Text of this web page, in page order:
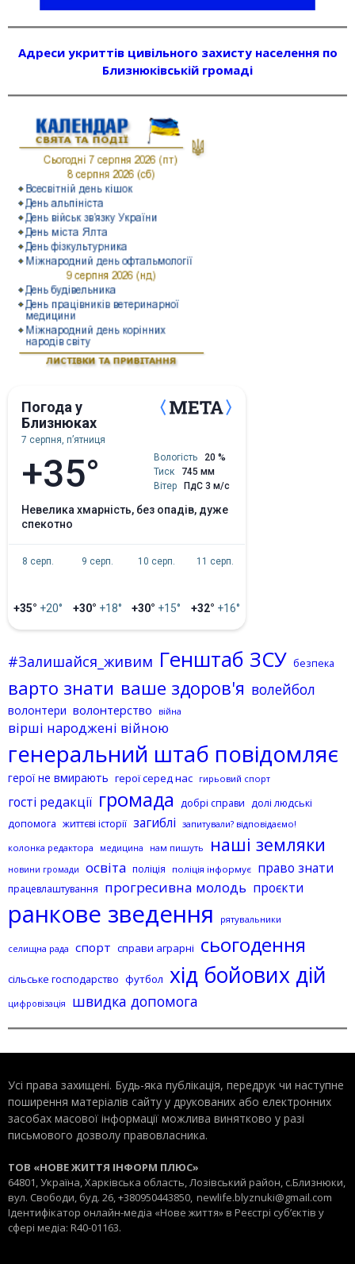
Адреси укриттів цивільного захисту населення по
Близнюківській громаді
Погода у
Близнюках
7 серпня, пʼятниця
+35° Вологість
20 %
Тиск
745 мм
Вітер
ПдС 3 м/с
невелика хмарність, без опадів, дуже
спекотно
8 серп.
+35° +20°
9 серп.
+30° +18°
10 серп.
+30° +15°
11 серп.
+32° +16°
#Залишайся_живим Генштаб ЗСУ безпека
варто знати ваше здоров'я волейбол
волонтери волонтерство війна
вірші народжені війною
генеральний штаб повідомляє
герої не вмирають герої серед нас гирьовий спорт
гості редакції громада добрі справи долі людські
допомога життєві історії загиблі запитували? відповідаємо!
колонка редактора
медицина нам пишуть наші земляки
новини громади освіта поліція поліція інформує право знати
працевлаштування прогресивна молодь проєкти
ранкове зведення рятувальники
селищна рада спорт справи аграрні сьогодення
сільське господарство футбол хід бойових дій
цифровізація швидка допомога
Усі права захищені. Будь-яка публiкацiя, передрук чи наступне
поширення матеріалів сайту у друкованих або електронних
засобах масової інформації можлива винятково у разі
письмового дозволу правовласника.
ТОВ «НОВЕ ЖИТТЯ ІНФОРМ ПЛЮС»
64801, Україна, Харківська область, Лозівський район, с.Близнюки,
вул. Свободи, буд. 26, +380950443850, newlife.blyznuki@gmail.com
Ідентифікатор онлайн-медіа «Нове життя» в Реєстрі суб’єктів у
сфері медіа: R40-01163.